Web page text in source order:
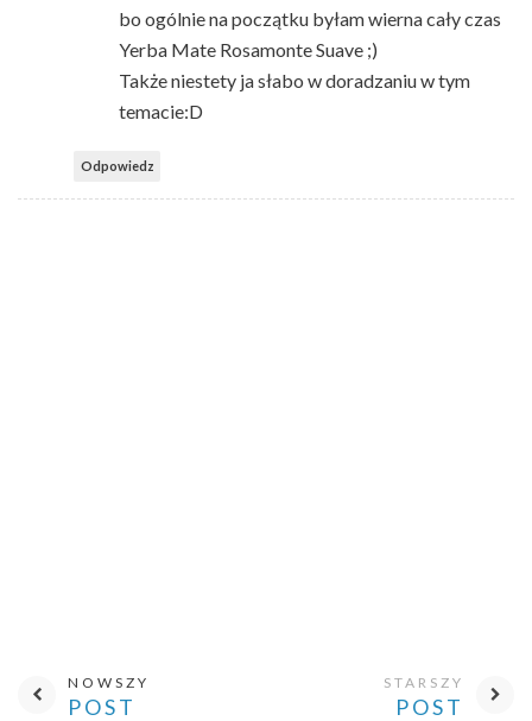
bo ogólnie na początku byłam wierna cały czas
Yerba Mate Rosamonte Suave ;)
Także niestety ja słabo w doradzaniu w tym
temacie:D
Odpowiedz
NOWSZY
POST
STARSZY
POST